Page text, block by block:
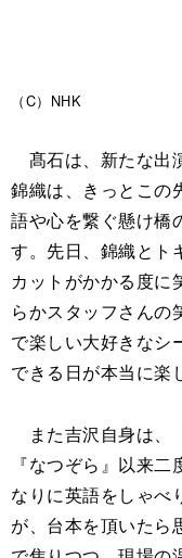
（C）NHK
髙石は、新たな出
錦織は、きっとこの
語や心を繋ぐ懸け橋
す。先日、錦織とト
カットがかかる度に
らかスタッフさん
で楽しい大好きなシ
できる日が本当に楽
また吉沢自身は、
『なつぞら』以来
なりに英語をしゃべ
が、台本を頂いたら